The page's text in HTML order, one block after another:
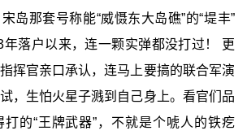
那套号称能“威慑东大岛礁”的“堤丰”
年落户以来，连一颗实弹都没打过！ 更
挥官亲口承认，连马上要搞的联合军演
，生怕火星子溅到自己身上。看官们品
的“王牌武器”，不就是个唬人的铁疙